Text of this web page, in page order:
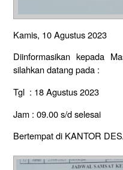
Kamis, 10 Agustus 2023
Diinformasikan kepada
silahkan datang pada :
Tgl : 18 Agustus 2023
Jam : 09.00 s/d selesai
Bertempat di KANTOR